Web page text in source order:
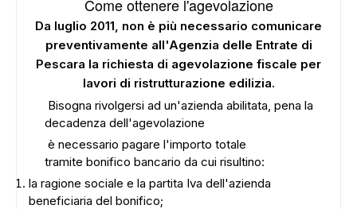
Come ottenere l'agevolazione
Da luglio 2011, non è più necessario comunicare
preventivamente all'Agenzia delle Entrate di
Pescara la richiesta di agevolazione fiscale per
lavori di ristrutturazione edilizia.
Bisogna rivolgersi ad un'azienda abilitata, pena la
decadenza dell'agevolazione
è necessario pagare l'importo totale
tramite bonifico bancario da cui risultino:
la ragione sociale e la partita Iva dell'azienda
beneficiaria del bonifico;